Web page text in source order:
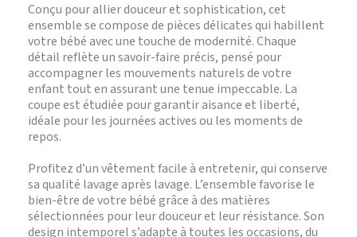
Conçu pour allier douceur et sophistication, cet
ensemble se compose de pièces délicates qui habillent
votre bébé avec une touche de modernité. Chaque
détail reflète un savoir-faire précis, pensé pour
accompagner les mouvements naturels de votre
enfant tout en assurant une tenue impeccable. La
coupe est étudiée pour garantir aisance et liberté,
idéale pour les journées actives ou les moments de
repos.
Profitez d’un vêtement facile à entretenir, qui conserve
sa qualité lavage après lavage. L’ensemble favorise le
bien-être de votre bébé grâce à des matières
sélectionnées pour leur douceur et leur résistance. Son
design intemporel s’adapte à toutes les occasions, du